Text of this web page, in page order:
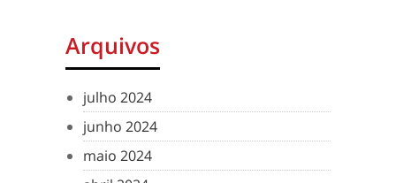
Arquivos
julho 2024
junho 2024
maio 2024